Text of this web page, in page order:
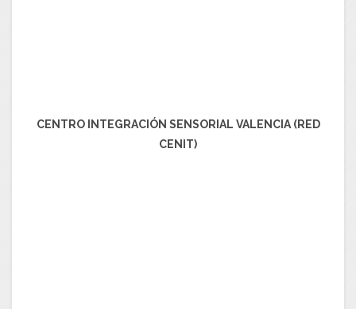
CENTRO INTEGRACIÓN SENSORIAL VALENCIA (RED
CENIT)